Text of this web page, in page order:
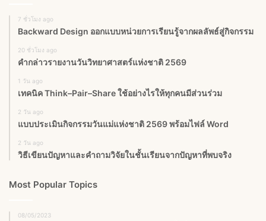
7 ชั่วโมง ago
Backward Design ออกแบบหน่วยการเรียนรู้จากผลลัพธ์สู่กิจกรรม
20 ชั่วโมง ago
คำกล่าวรายงานวันวิทยาศาสตร์แห่งชาติ 2569
1 วัน ago
เทคนิค Think–Pair–Share ใช้อย่างไรให้ทุกคนมีส่วนร่วม
2 วัน ago
แบบประเมินกิจกรรมวันแม่แห่งชาติ 2569 พร้อมไฟล์ Word
2 วัน ago
วิธีเขียนปัญหาและคำถามวิจัยในชั้นเรียนจากปัญหาที่พบจริง
Most Popular Topics
08/05/2023